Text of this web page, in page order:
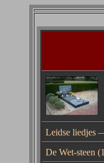
Leidse liedjes
De Wet-steen